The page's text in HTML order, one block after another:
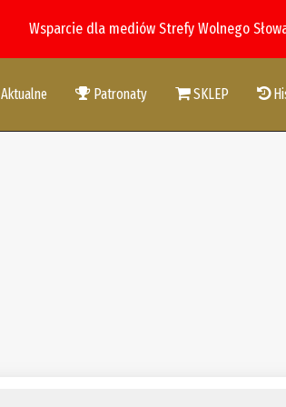
Wsparcie dla mediów Strefy Wolnego
Aktualne Patronaty SKLEP